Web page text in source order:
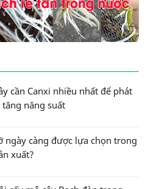
cần Canxi nhiều nhất để phát
năng suất
ngày càng được lựa chọn trong
xuất?